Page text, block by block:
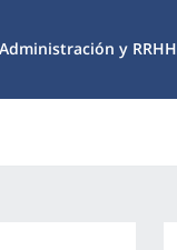
Administración y RRHH